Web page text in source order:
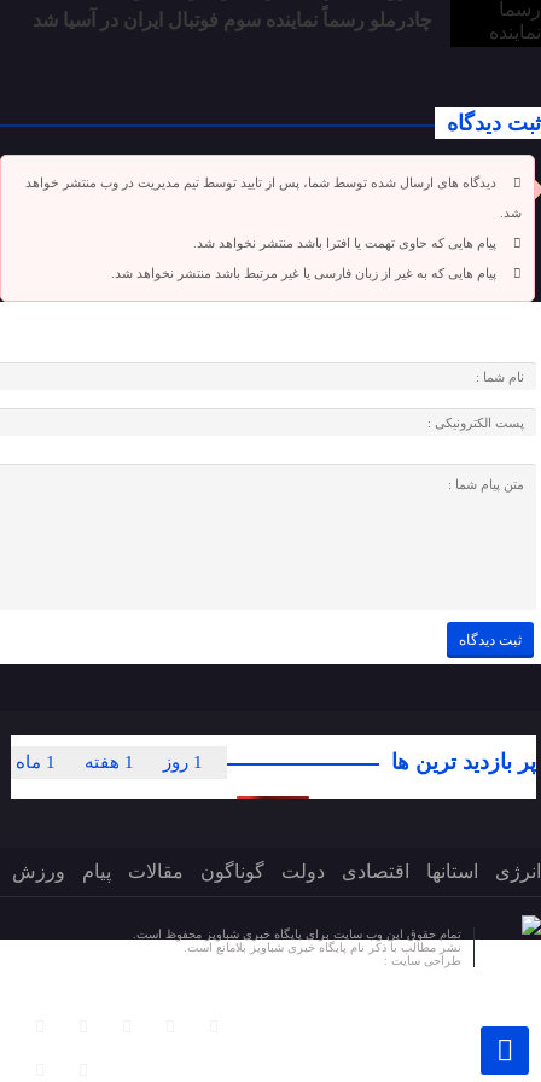
چادرملو رسماً نماینده سوم فوتبال ایران در آسیا شد
ثبت دیدگاه
دیدگاه های ارسال شده توسط شما، پس از تایید توسط تیم مدیریت در وب منتشر خواهد
شد.
پیام هایی که حاوی تهمت یا افترا باشد منتشر نخواهد شد.
پیام هایی که به غیر از زبان فارسی یا غیر مرتبط باشد منتشر نخواهد شد.
پر بازدید ترین ها 1 ماه 1 هفته 1 روز
انرژی استانها اقتصادی دولت گوناگون مقالات پیام ورزش
تمام حقوق این وب سایت برای پایگاه خبری شباویز محفوظ است.
نشر مطالب با ذکر نام پایگاه خبری شباویز بلامانع است.
طراحی سایت :